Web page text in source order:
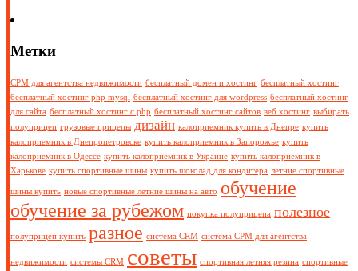
Метки
СРМ для агентства недвижимости бесплатный домен и хостинг бесплатный хостинг
бесплатный хостинг php mysql бесплатный хостинг для wordpress бесплатный хостинг
для сайта бесплатный хостинг с php бесплатный хостинг сайтов веб хостинг выбирать
полуприцеп грузовые прицепы дизайн калоприемник купить в Днепре купить
калоприемник в Днепропетровске купить калоприемник в Запорожье купить
калоприемник в Одессе купить калоприемник в Украине купить калоприемник в
Харькове купить спортивные шины купить шоколад для кондитера летние спортивные
шины купить новые спортивные летние шины на авто обучение
обучение за рубежом покупка полуприцепа полезное
полуприцеп купить разное система CRM система СРМ для агентства
недвижимости системы CRM советы спортивная летняя резина спортивные